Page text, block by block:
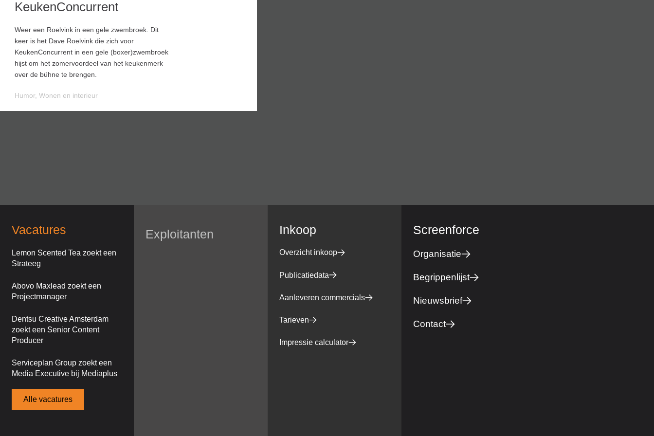
KeukenConcurrent
Weer een Roelvink in een gele zwembroek. Dit
keer is het Dave Roelvink die zich voor
KeukenConcurrent in een gele (boxer)zwembroek
hijst om het zomervoordeel van het keukenmerk
over de bühne te brengen.
Humor, Wonen en interieur
Vacatures
Lemon Scented Tea zoekt een
Strateeg
Abovo Maxlead zoekt een
Projectmanager
Dentsu Creative Amsterdam
zoekt een Senior Content
Producer
Serviceplan Group zoekt een
Media Executive bij Mediaplus
Alle vacatures
Exploitanten Inkoop
Overzicht inkoop
Publicatiedata
Aanleveren commercials
Tarieven
Impressie calculator
Screenforce
Organisatie
Begrippenlijst
Nieuwsbrief
Contact